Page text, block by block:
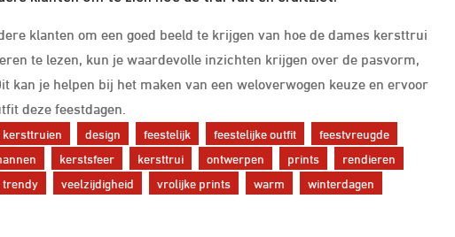
klanten om een goed beeld te krijgen van hoe de dames kersttrui
te lezen, kun je waardevolle inzichten krijgen over de pasvorm,
kan je helpen bij het maken van een weloverwogen keuze en ervoor
deze feestdagen.
kersttruien design feestelijk feestelijke outfit
feestvreugde
kerstsfeer kersttrui ontwerpen prints
rendieren
trendy veelzijdigheid vrolijke prints warm
winterdagen